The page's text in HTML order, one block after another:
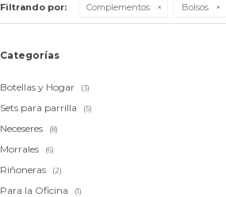
Filtrando por: Complementos Bolsos
Categorías
Botellas y Hogar (3)
Sets para parrilla (5)
Neceseres (8)
Morrales (6)
Riñoneras (2)
Para la Oficina (1)